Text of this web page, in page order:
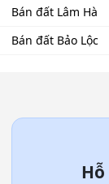
Bán đất Lâm Hà
Bán đất Bảo Lộc